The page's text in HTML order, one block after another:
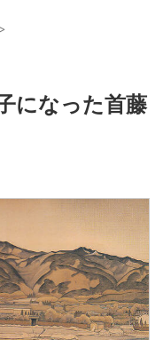
>
になった首藤